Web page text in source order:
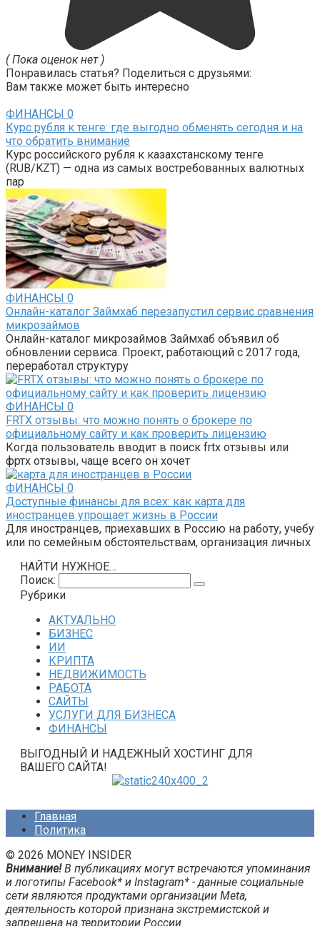
( Пока оценок нет )
Понравилась статья? Поделиться с друзьями:
Вам также может быть интересно
ФИНАНСЫ 0
Курс рубля к тенге: где выгодно обменять сегодня и на
что обратить внимание
Курс российского рубля к казахстанскому тенге
(RUB/KZT) — одна из самых востребованных валютных
пар
ФИНАНСЫ 0
Онлайн-каталог Займхаб перезапустил сервис сравнения
микрозаймов
Онлайн-каталог микрозаймов Займхаб объявил об
обновлении сервиса. Проект, работающий с 2017 года,
переработал структуру
ФИНАНСЫ 0
FRTX отзывы: что можно понять о брокере по
официальному сайту и как проверить лицензию
Когда пользователь вводит в поиск frtx отзывы или
фртх отзывы, чаще всего он хочет
ФИНАНСЫ 0
Доступные финансы для всех: как карта для
иностранцев упрощает жизнь в России
Для иностранцев, приехавших в Россию на работу, учебу
или по семейным обстоятельствам, организация личных
НАЙТИ НУЖНОЕ…
Поиск:
Рубрики
АКТУАЛЬНО
БИЗНЕС
ИИ
КРИПТА
НЕДВИЖИМОСТЬ
РАБОТА
САЙТЫ
УСЛУГИ ДЛЯ БИЗНЕСА
ФИНАНСЫ
ВЫГОДНЫЙ И НАДЕЖНЫЙ ХОСТИНГ ДЛЯ
ВАШЕГО САЙТА!
Главная
Политика
© 2026 MONEY INSIDER
Внимание!В публикациях могут встречаются упоминания
и логотипы Facebook* и Instagram* - данные социальные
сети являются продуктами организации Meta,
деятельность которой признана экстремистской и
запрещена на территории России